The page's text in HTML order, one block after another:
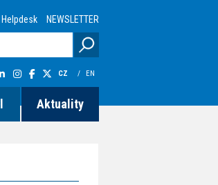
Aktuality
Helpdesk NEWSLETTER
CZ / EN